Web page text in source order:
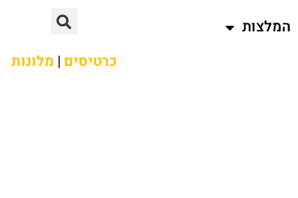
המלצות
כרטיסים | מלונות